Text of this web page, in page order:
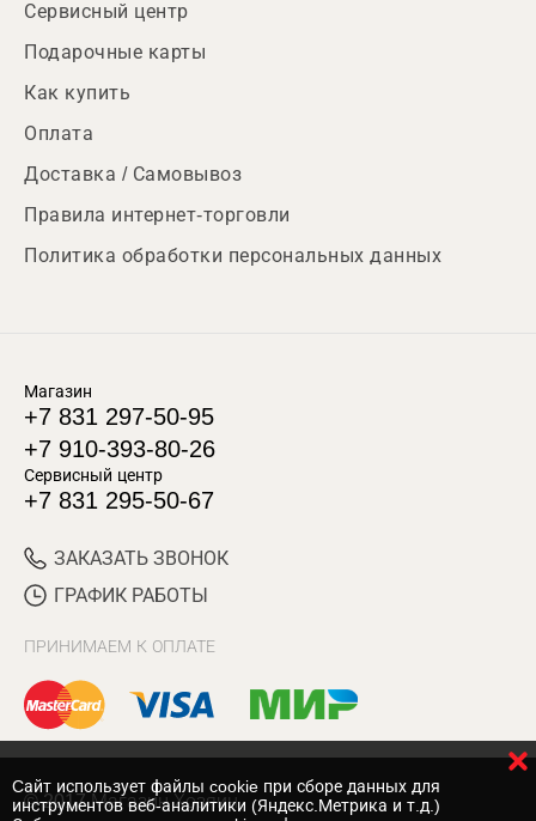
Сервисный центр
Подарочные карты
Как купить
Оплата
Доставка / Самовывоз
Правила интернет-торговли
Политика обработки персональных данных
Магазин
+7 831 297-50-95
+7 910-393-80-26
Сервисный центр
+7 831 295-50-67
ЗАКАЗАТЬ ЗВОНОК
ГРАФИК РАБОТЫ
ПРИНИМАЕМ К ОПЛАТЕ
© 2017 Магазин Хозяин
Cайт использует файлы cookie при сборе данных для
инструментов веб-аналитики (Яндекс.Метрика и т.д.)